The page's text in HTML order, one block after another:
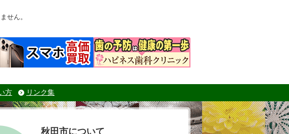
せん。
方 リンク集
秋田市について